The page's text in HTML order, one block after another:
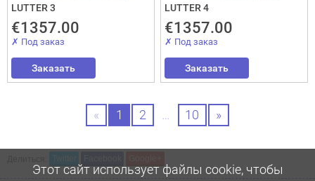
LUTTER 3
€1357.00
✗ Под заказ
Заказать
LUTTER 4
€1357.00
✗ Под заказ
Заказать
« 1 2 … 10 »
Twitter
Этот сайт использует файлы cookie, чтобы